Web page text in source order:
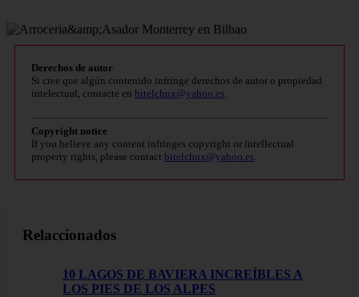
Derechos de autor
Si cree que algún contenido infringe derechos de autor o propiedad
intelectual, contacte en bitelchux@yahoo.es
Copyright notice
If you believe any content infringes copyright or intellectual
property rights, please contact bitelchux@yahoo.es
Relaccionados
10 LAGOS DE BAVIERA INCREÍBLES A
LOS PIES DE LOS ALPES